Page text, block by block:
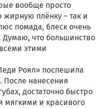
вообще просто
жирную плёнку – так и
помада, блеск очень
Думаю, что большинство
этими
Роял» поспешила
После нанесения
достаточно быстро
мягкими и красивого